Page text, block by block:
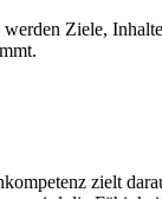
Ziele,
zielt